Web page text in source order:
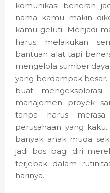
komunikasi beneran
nama kamu makin
kamu geluti. Menjadi
harus melakukan
bantuan alat tapi
mengelola sumber
yang berdampak
buat
manajemen proyek
tanpa harus
perusahaan yang
banyak anak muda
jadi bos bagi diri
terjebak dalam
harinya.